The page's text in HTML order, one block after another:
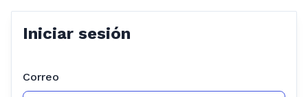
Iniciar sesión
Correo